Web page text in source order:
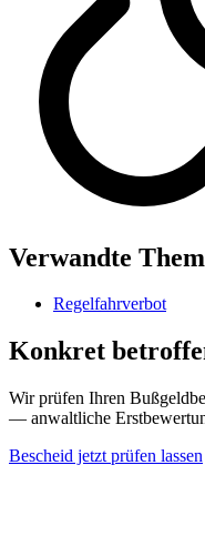
Verwandte
Regelfahrverbot
Konkret
Wir prüfen Ihren
— anwaltliche
Bescheid jetzt prüfen lassen